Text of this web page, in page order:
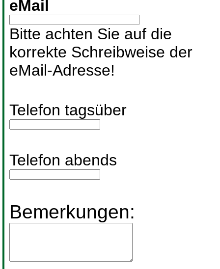
eMail
Bitte achten Sie auf die
korrekte Schreibweise der
eMail-Adresse!
Telefon tagsüber
Telefon abends
Bemerkungen: